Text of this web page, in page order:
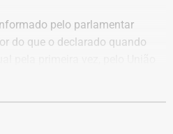
pelo parlamentar
do que o declarado quando